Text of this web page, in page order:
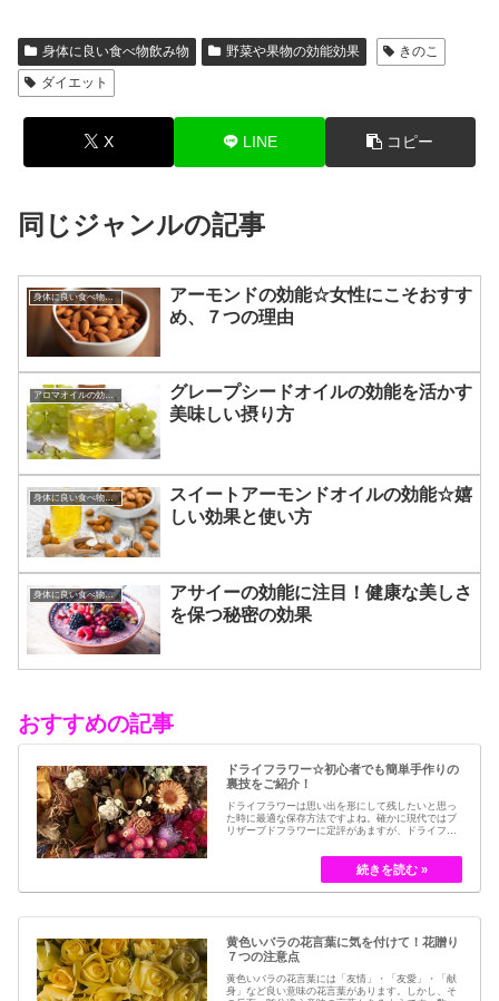
身体に良い食べ物飲み物 野菜や果物の効能効果
きのこ
ダイエット
X LINE コピー
同じジャンルの記事
身体に良い食べ物飲み物
アーモンドの効能☆女性にこそおすす
め、７つの理由
アロマオイルの効能と使い方
グレープシードオイルの効能を活かす
美味しい摂り方
身体に良い食べ物飲み物
スイートアーモンドオイルの効能☆嬉
しい効果と使い方
身体に良い食べ物飲み物
アサイーの効能に注目！健康な美しさ
を保つ秘密の効果
おすすめの記事
ドライフラワー☆初心者でも簡単手作りの
裏技をご紹介！
ドライフラワーは思い出を形にして残したいと思っ
た時に最適な保存方法ですよね。確かに現代ではブ
リザーブドフラワーに定評があますが、ドライフラ
とつです。結婚式のブーケなどに使われた花など、
今では押し花のサービスが有名ですが、昔はドライ
フラワーでも保存されてきました。30代以降の…
黄色いバラの花言葉に気を付けて！花贈り
７つの注意点
黄色いバラの花言葉には「友情」・「友愛」・「献
身」など良い意味の花言葉があります。しかし、そ